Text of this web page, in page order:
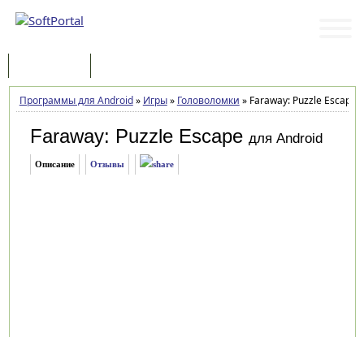
Программы для Android» Игры» Головоломки »Faraway: Puzzle Escape
Faraway: Puzzle Escape для Android
Описание Отзывы